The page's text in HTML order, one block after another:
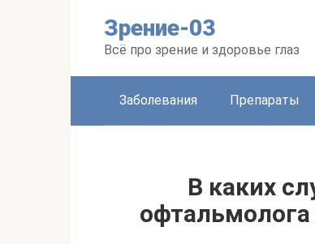
Зрение-03
Всё про зрение и здоровье глаз
Заболевания Препараты
В каких
офтальмолога